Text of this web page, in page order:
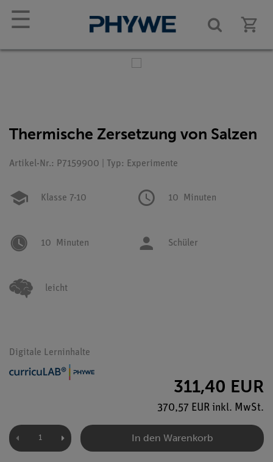
☰
Thermische Zersetzung von Salzen
Artikel-Nr.: P7159900 | Typ: Experimente
Klasse 7-10 10 Minuten
10 Minuten Schüler
leicht
Digitale Lerninhalte
311,40 EUR
370,57 EUR inkl. MwSt.
In den Warenkorb